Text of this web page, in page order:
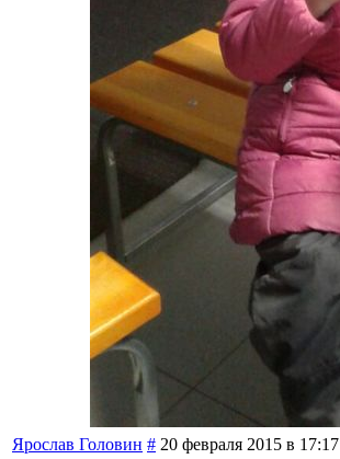
Ярослав Головин # 20 февраля 2015 в 17:17